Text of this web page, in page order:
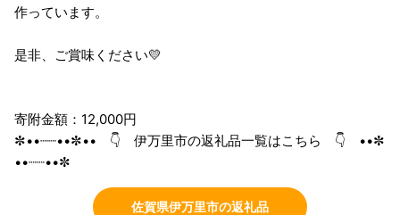
作っています。
是非、ご賞味ください💛
寄附金額：12,000円
✼••┈┈••✼•• 👇 伊万里市の返礼品一覧はこちら 👇 ••✼
••┈┈••✼
佐賀県伊万里市の返礼品